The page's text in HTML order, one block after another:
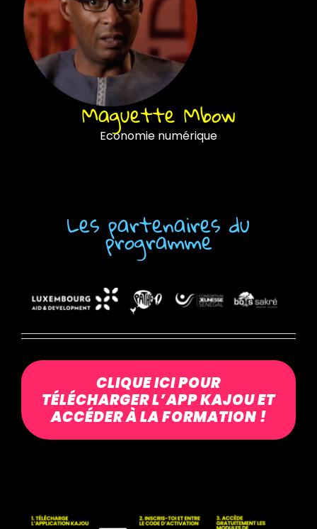
Maguette Mbow
Economie numérique
Les partenaires du
programme
CLIQUE ICI POUR
TÉLÉCHARGER L’APP KAJOU ET
ACCÉDER À LA FORMATION !